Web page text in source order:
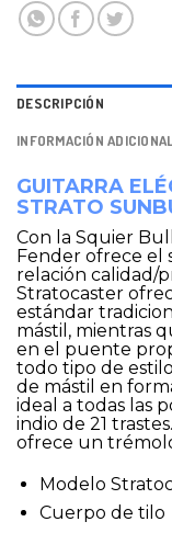
DESCRIPCIÓN
INFORMACIÓN ADICIONAL
GUITARRA
STRATO
Con la Squier
Fender ofrece el
relación calidad/
Stratocaster
estándar
mástil, mientras
en el puente
todo tipo de
de mástil en
ideal a todas las
indio de 21
ofrece un
Modelo
Cuerpo de tilo